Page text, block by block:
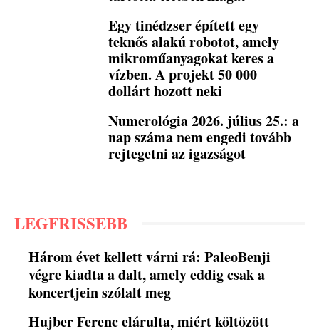
Egy tinédzser épített egy
teknős alakú robotot, amely
mikroműanyagokat keres a
vízben. A projekt 50 000
dollárt hozott neki
Numerológia 2026. július 25.: a
nap száma nem engedi tovább
rejtegetni az igazságot
LEGFRISSEBB
Három évet kellett várni rá: PaleoBenji
végre kiadta a dalt, amely eddig csak a
koncertjein szólalt meg
Hujber Ferenc elárulta, miért költözött